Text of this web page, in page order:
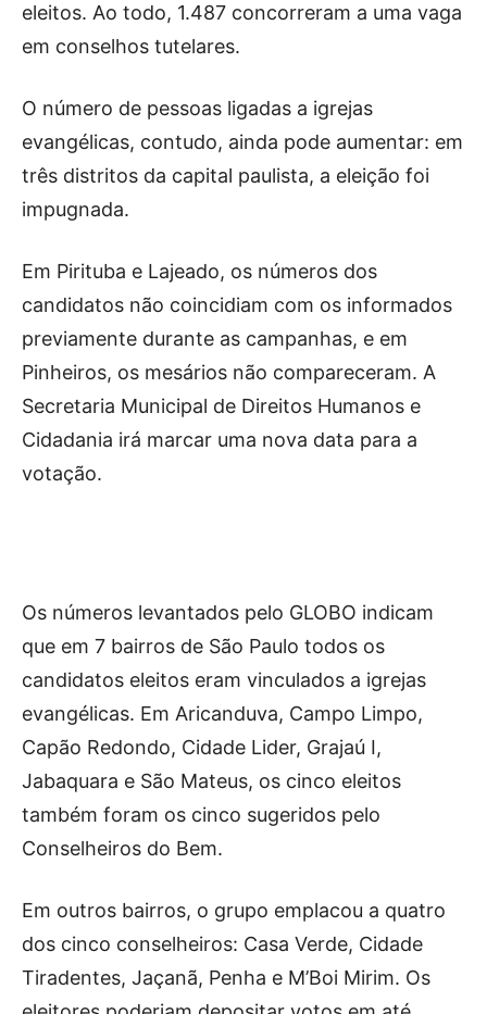
eleitos. Ao todo, 1.487 concorreram a uma vaga
em conselhos tutelares.
O número de pessoas ligadas a igrejas
evangélicas, contudo, ainda pode aumentar: em
três distritos da capital paulista, a eleição foi
impugnada.
Em Pirituba e Lajeado, os números dos
candidatos não coincidiam com os informados
previamente durante as campanhas, e em
Pinheiros, os mesários não compareceram. A
Secretaria Municipal de Direitos Humanos e
Cidadania irá marcar uma nova data para a
votação.
Os números levantados pelo GLOBO indicam
que em 7 bairros de São Paulo todos os
candidatos eleitos eram vinculados a igrejas
evangélicas. Em Aricanduva, Campo Limpo,
Capão Redondo, Cidade Lider, Grajaú I,
Jabaquara e São Mateus, os cinco eleitos
também foram os cinco sugeridos pelo
Conselheiros do Bem.
Em outros bairros, o grupo emplacou a quatro
dos cinco conselheiros: Casa Verde, Cidade
Tiradentes, Jaçanã, Penha e M’Boi Mirim. Os